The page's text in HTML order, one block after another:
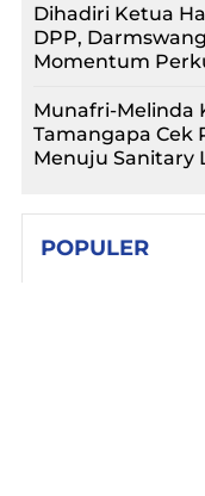
Dihadiri Ketua
DPP,
Momentum
Munafri-Melinda
Tamangapa Cek
Menuju Sanitary
POPULER